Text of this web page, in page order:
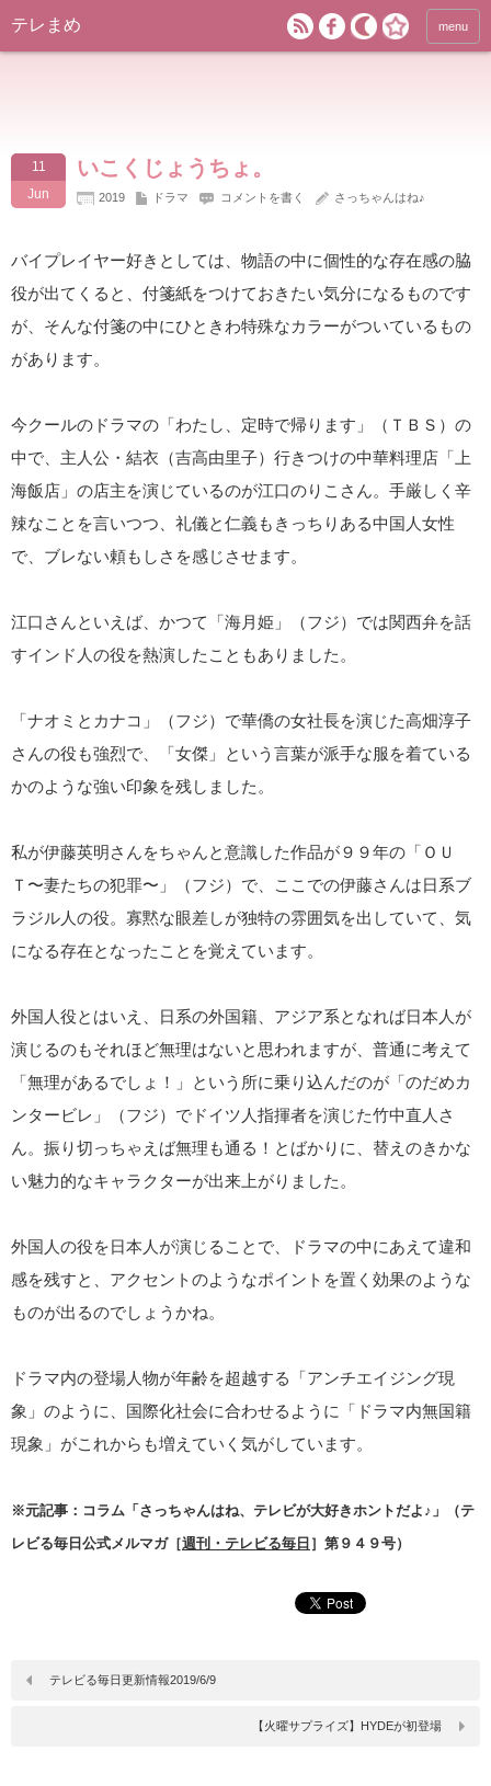
テレまめ menu
11
Jun
いこくじょうちょ。
2019 ドラマ コメントを書く さっちゃんはね♪
バイプレイヤー好きとしては、物語の中に個性的な存在感の脇
役が出てくると、付箋紙をつけておきたい気分になるものです
が、そんな付箋の中にひときわ特殊なカラーがついているもの
があります。
今クールのドラマの「わたし、定時で帰ります」（ＴＢＳ）の
中で、主人公・結衣（吉高由里子）行きつけの中華料理店「上
海飯店」の店主を演じているのが江口のりこさん。手厳しく辛
辣なことを言いつつ、礼儀と仁義もきっちりある中国人女性
で、ブレない頼もしさを感じさせます。
江口さんといえば、かつて「海月姫」（フジ）では関西弁を話
すインド人の役を熱演したこともありました。
「ナオミとカナコ」（フジ）で華僑の女社長を演じた高畑淳子
さんの役も強烈で、「女傑」という言葉が派手な服を着ている
かのような強い印象を残しました。
私が伊藤英明さんをちゃんと意識した作品が９９年の「ＯＵ
Ｔ〜妻たちの犯罪〜」（フジ）で、ここでの伊藤さんは日系ブ
ラジル人の役。寡黙な眼差しが独特の雰囲気を出していて、気
になる存在となったことを覚えています。
外国人役とはいえ、日系の外国籍、アジア系となれば日本人が
演じるのもそれほど無理はないと思われますが、普通に考えて
「無理があるでしょ！」という所に乗り込んだのが「のだめカ
ンタービレ」（フジ）でドイツ人指揮者を演じた竹中直人さ
ん。振り切っちゃえば無理も通る！とばかりに、替えのきかな
い魅力的なキャラクターが出来上がりました。
外国人の役を日本人が演じることで、ドラマの中にあえて違和
感を残すと、アクセントのようなポイントを置く効果のような
ものが出るのでしょうかね。
ドラマ内の登場人物が年齢を超越する「アンチエイジング現
象」のように、国際化社会に合わせるように「ドラマ内無国籍
現象」がこれからも増えていく気がしています。
※元記事：コラム「さっちゃんはね、テレビが大好きホントだよ♪」（テ
レビる毎日公式メルマガ［週刊・テレビる毎日 ］第９４９号）
テレビる毎日更新情報2019/6/9
【火曜サプライズ】HYDEが初登場